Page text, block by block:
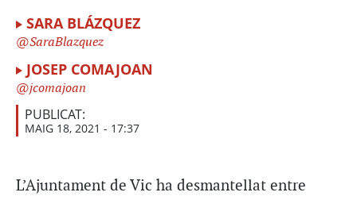
SARA BLÁZQUEZ
SaraBlazquez
JOSEP COMAJOAN
jcomajoan
PUBLICAT:
MAIG 18, 2021 - 17:37
L’Ajuntament de Vic ha desmantellat entre